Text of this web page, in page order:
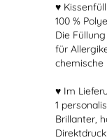
♥
100 %
Die
für
chemische
♥ Im
1
Brillanter,